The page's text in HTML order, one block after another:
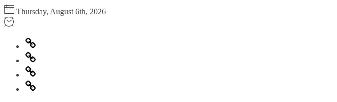
Перейти
к
содержимому
Thursday, August 6th, 2026
Главная
Информация
для
правообладателей
Обратная
связь
Политика
конфиденциальности